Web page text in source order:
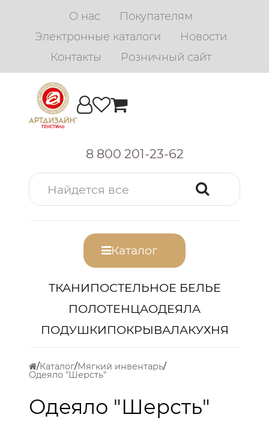
О нас
Покупателям
Электронные каталоги
Новости
Контакты
Розничный сайт
8 800 201-23-62
Каталог
ТКАНИПОСТЕЛЬНОЕ БЕЛЬЕ
ПОЛОТЕНЦАОДЕЯЛА
ПОДУШКИПОКРЫВАЛАКУХНЯ
Каталог Мягкий инвентарь
Одеяло "Шерсть"
Одеяло "Шерсть"